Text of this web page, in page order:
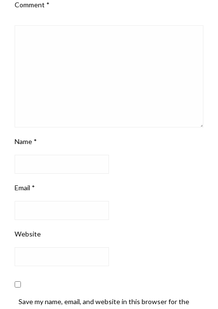
Comment *
Name *
Email *
Website
Save my name, email, and website in this browser for the